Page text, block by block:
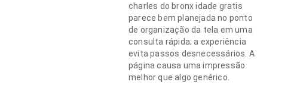
charles do bronx idade gratis
parece bem planejada no ponto
de organização da tela em uma
consulta rápida; a experiência
evita passos desnecessários. A
página causa uma impressão
melhor que algo genérico.